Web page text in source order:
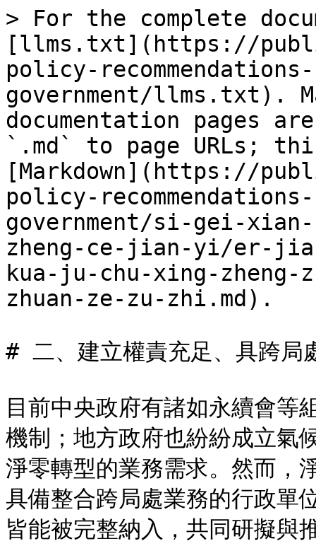
> For the complete
[llms.txt](https://
policy-
government/llms.txt).
documentation pages
`.md` to page URLs;
[Markdown](https://
policy-
government/si-gei-
zheng-ce-jian-yi/er-
kua-ju-chu-xing-zheng-
zhuan-ze-zu-zhi.md).
# 二、建立權責充足、具跨局
目前中央政府有諸如永續會等
機制；地方政府也紛紛成立氣
淨零轉型的業務需求。然而，
具備整合跨局處業務的行政單
皆能被完整納入，共同研擬與